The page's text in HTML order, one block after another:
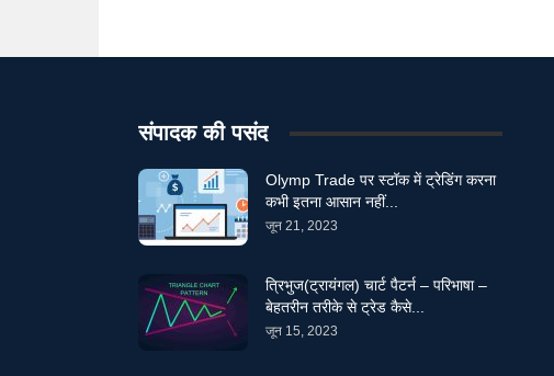
संपादक की पसंद
Olymp Trade पर स्टॉक में ट्रेडिंग करना
कभी इतना आसान नहीं...
जून 21, 2023
त्रिभुज(ट्रायंगल) चार्ट पैटर्न – परिभाषा –
बेहतरीन तरीके से ट्रेड कैसे...
जून 15, 2023